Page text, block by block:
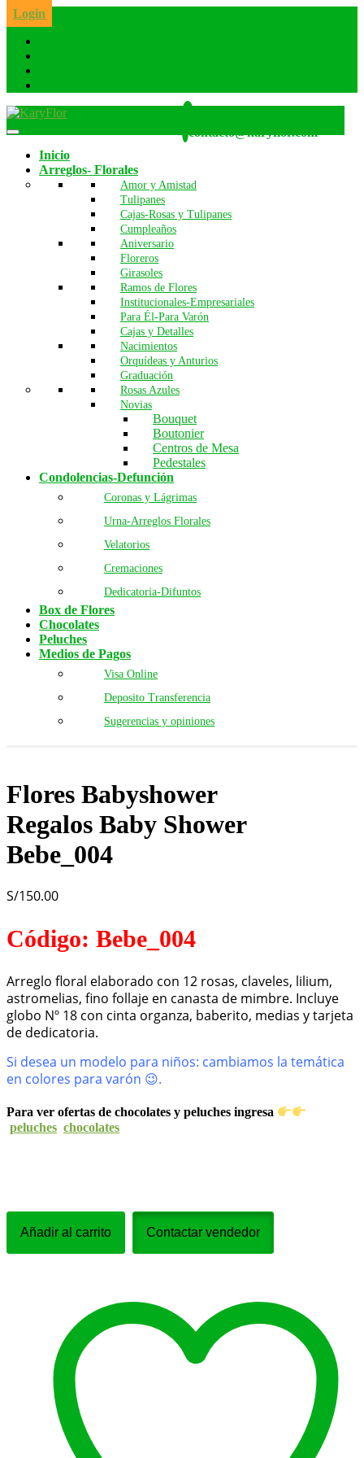
Skip
to
content
Login
contacto@karyflor.com
Inicio
Arreglos- Florales
Amor y Amistad
Tulipanes
Cajas-Rosas y Tulipanes
Cumpleaños
Aniversario
Floreros
Girasoles
Ramos de Flores
Institucionales-Empresariales
Para Él-Para Varón
Cajas y Detalles
Nacimientos
Orquídeas y Anturios
Graduación
Rosas Azules
Novias
Bouquet
Boutonier
Centros de Mesa
Pedestales
Condolencias-Defunción
Coronas y Lágrimas
Urna-Arreglos Florales
Velatorios
Cremaciones
Dedicatoria-Difuntos
Box de Flores
Chocolates
Peluches
Medios de Pagos
Visa Online
Deposito Transferencia
Sugerencias y opiniones
Flores Babyshower
Regalos Baby Shower
Bebe_004
S/150.00
Código: Bebe_004
Arreglo floral elaborado con 12 rosas, claveles, lilium,
astromelias, fino follaje en canasta de mimbre. Incluye
globo Nº 18 con cinta organza, baberito, medias y tarjeta
de dedicatoria.
Si desea un modelo para niños: cambiamos la temática
en colores para varón 😉.
Para ver ofertas de chocolates y peluches ingresa
peluches chocolates
Flores
BabyshowerRegalos
Añadir al carrito Contactar vendedor